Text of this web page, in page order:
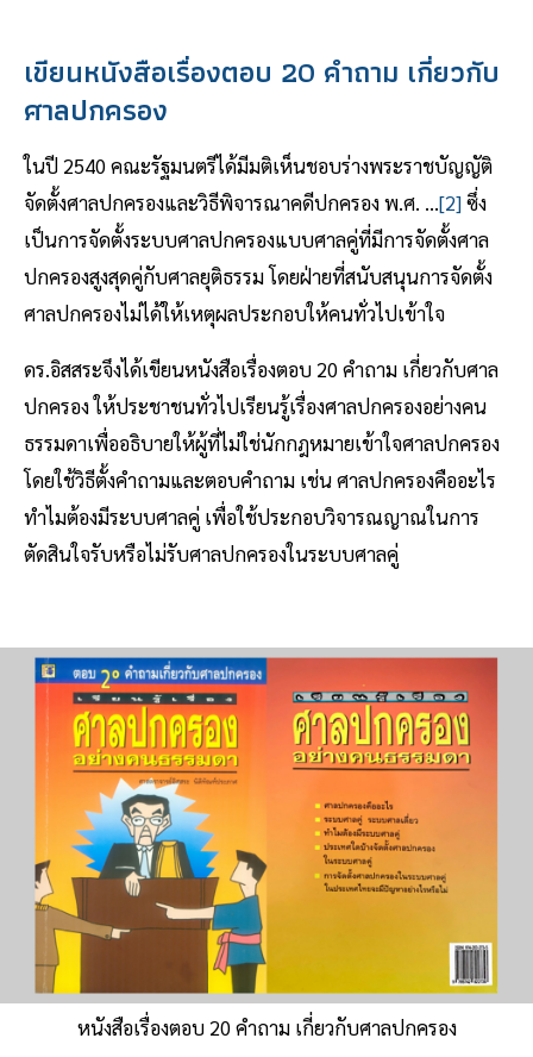
เขียนหนังสือเรื่องตอบ 20 คำถาม เกี่ยวกับ
ศาลปกครอง
ในปี 2540 คณะรัฐมนตรีได้มีมติเห็นชอบร่างพระราชบัญญัติ
จัดตั้งศาลปกครองและวิธีพิจารณาคดีปกครอง พ.ศ. ...[2]ซึ่ง
เป็นการจัดตั้งระบบศาลปกครองแบบศาลคู่ที่มีการจัดตั้งศาล
ปกครองสูงสุดคู่กับศาลยุติธรรม โดยฝ่ายที่สนับสนุนการจัดตั้ง
ศาลปกครองไม่ได้ให้เหตุผลประกอบให้คนทั่วไปเข้าใจ
ดร.อิสสระจึงได้เขียนหนังสือเรื่องตอบ 20 คำถาม เกี่ยวกับศาล
ปกครอง ให้ประชาชนทั่วไปเรียนรู้เรื่องศาลปกครองอย่างคน
ธรรมดาเพื่ออธิบายให้ผู้ที่ไม่ใช่นักกฎหมายเข้าใจศาลปกครอง
โดยใช้วิธีตั้งคำถามและตอบคำถาม เช่น ศาลปกครองคืออะไร
ทำไมต้องมีระบบศาลคู่ เพื่อใช้ประกอบวิจารณญาณในการ
ตัดสินใจรับหรือไม่รับศาลปกครองในระบบศาลคู่
หนังสือเรื่องตอบ 20 คำถาม เกี่ยวกับศาลปกครอง